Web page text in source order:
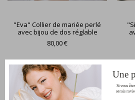
"Eva" Collier de mariée perlé
avec bijou de dos réglable
80,00 €
Une
Si vous
serais